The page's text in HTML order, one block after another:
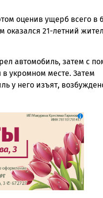
оценив ущерб всего в
21-летний
автомобиль, затем с
в укромном месте. Затем
у него изъят,